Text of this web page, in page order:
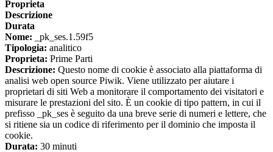
Proprieta
Descrizione
Durata
Nome: _pk_ses.1.59f5
Tipologia: analitico
Proprieta: Prime Parti
Descrizione: Questo nome di cookie è associato alla piattaforma di
analisi web open source Piwik. Viene utilizzato per aiutare i
proprietari di siti Web a monitorare il comportamento dei visitatori e
misurare le prestazioni del sito. È un cookie di tipo pattern, in cui il
prefisso _pk_ses è seguito da una breve serie di numeri e lettere, che
si ritiene sia un codice di riferimento per il dominio che imposta il
cookie.
Durata: 30 minuti